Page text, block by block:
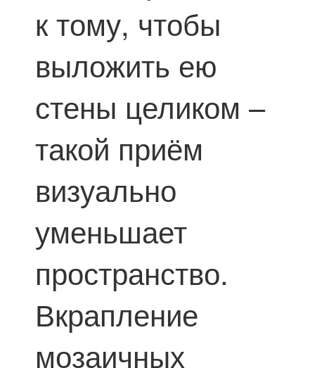
к тому, чтобы
выложить ею
стены целиком –
такой приём
визуально
уменьшает
пространство.
Вкрапление
мозаичных